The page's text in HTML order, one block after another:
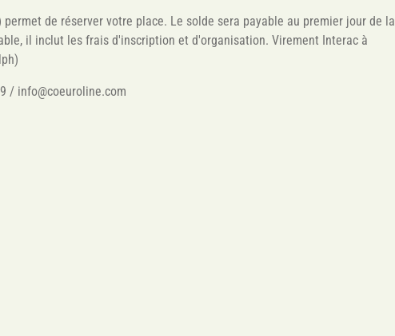
de réserver votre place. Le solde sera payable au premier jour de la
il inclut les frais d'inscription et d'organisation. Virement Interac à
/ info@coeuroline.com